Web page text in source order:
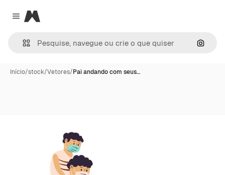
Close menu
Magnific
Início/stock/Vetores/Pai andando com seus…